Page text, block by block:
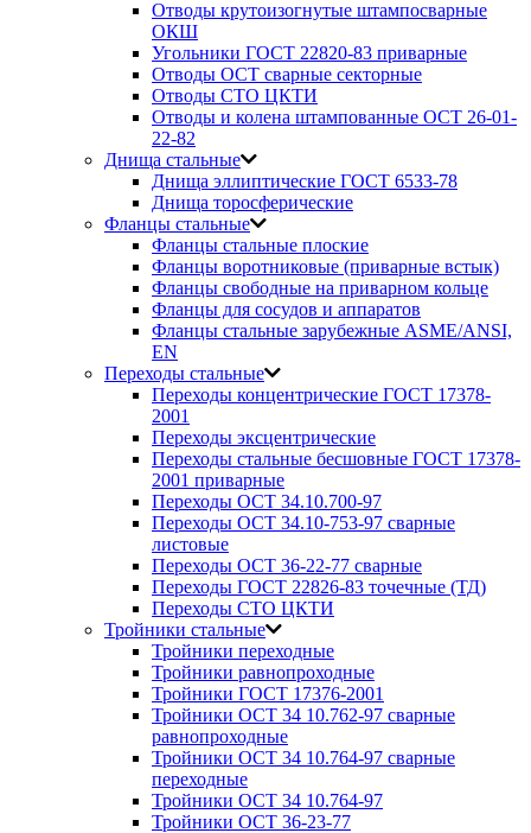
Отводы крутоизогнутые штампосварные
ОКШ
Угольники ГОСТ 22820-83 приварные
Отводы ОСТ сварные секторные
Отводы СТО ЦКТИ
Отводы и колена штампованные ОСТ 26-01-
22-82
Днища стальные
Днища эллиптические ГОСТ 6533-78
Днища торосферические
Фланцы стальные
Фланцы стальные плоские
Фланцы воротниковые (приварные встык)
Фланцы свободные на приварном кольце
Фланцы для сосудов и аппаратов
Фланцы стальные зарубежные ASME/ANSI,
EN
Переходы стальные
Переходы концентрические ГОСТ 17378-
2001
Переходы эксцентрические
Переходы стальные бесшовные ГОСТ 17378-
2001 приварные
Переходы ОСТ 34.10.700-97
Переходы ОСТ 34.10-753-97 сварные
листовые
Переходы ОСТ 36-22-77 сварные
Переходы ГОСТ 22826-83 точечные (ТД)
Переходы СТО ЦКТИ
Тройники стальные
Тройники переходные
Тройники равнопроходные
Тройники ГОСТ 17376-2001
Тройники ОСТ 34 10.762-97 сварные
равнопроходные
Тройники ОСТ 34 10.764-97 сварные
переходные
Тройники ОСТ 34 10.764-97
Тройники ОСТ 36-23-77